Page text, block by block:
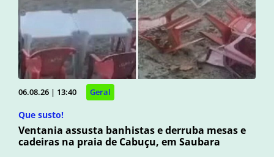
06.08.26 | 13:40 Geral
Que susto!
Ventania assusta banhistas e derruba mesas e
cadeiras na praia de Cabuçu, em Saubara